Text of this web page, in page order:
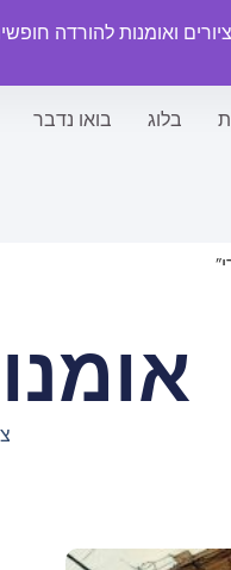
ואומנות להורדה
בלוג בואו נדבר